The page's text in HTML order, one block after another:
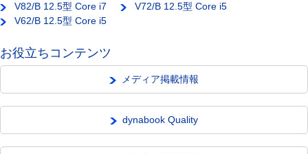
V82/B 12.5型 Core i7
V72/B 12.5型 Core i5
V62/B 12.5型 Core i5
お役立ちコンテンツ
メディア掲載情報
dynabook Quality